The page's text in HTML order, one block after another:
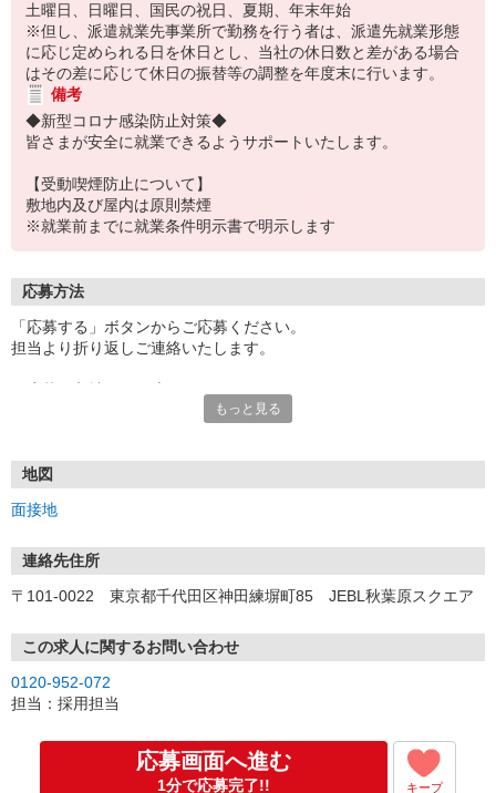
土曜日、日曜日、国民の祝日、夏期、年末年始
※但し、派遣就業先事業所で勤務を行う者は、派遣先就業形態
に応じ定められる日を休日とし、当社の休日数と差がある場合
はその差に応じて休日の振替等の調整を年度末に行います。
備考
◆新型コロナ感染防止対策◆
皆さまが安全に就業できるようサポートいたします。
【受動喫煙防止について】
敷地内及び屋内は原則禁煙
※就業前までに就業条件明示書で明示します
応募方法
「応募する」ボタンからご応募ください。
担当より折り返しご連絡いたします。
*来社面接またはオンライン面接が可能です。
（応募情報不足の場合は、履歴書・職務経歴書を頂くケースがあ
▼内定（面接後、最短翌営業日）
*当社より内定通知をお送りします。
*内定にご承諾いただけましたら、採用決定となります。
*当社の正社員としてご入社いただきます。
*辞令の授与、オリエンテーションをお受けいただきます。
▼配属先の決定（★）
*当社が配属先を決定します。
▼就業開始
*配属先にて、当社の派遣スタッフとしてご就業いただきます。
もっと見る
地図
面接地
連絡先住所
〒101-0022 東京都千代田区神田練塀町85 JEBL秋葉原スクエア
この求人に関するお問い合わせ
0120-952-072
担当：採用担当
応募画面へ進む
1分で応募完了!! キープ